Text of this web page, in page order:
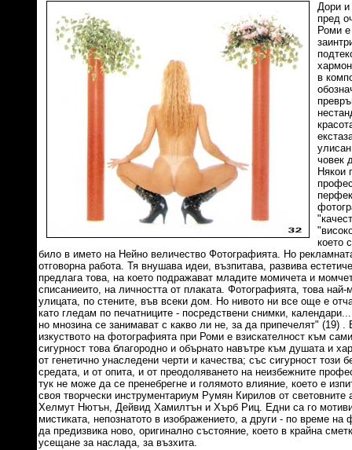
Дори и
пред
Роми
в
човек
Някои
което
било в името на Нейно величество Фотографията. Но
отговорна работа. Тя внушава идеи, възпитава, развива
предлага това, на което подражават младите момичета и
списаниеито, на личността от плаката. Фотографията, това най-
улицата, по стените, във всеки дом. Но нивото ни все още е
като гледам по печатниците - посредствени снимки,
но мнозина се занимават с какво ли не, за да припечелят" (19) .
изкуството на фотографията при Роми е взискателност към
сигурност това благородно и обърнато навътре към душата и
от генетично унаследени черти и качества; със сигурност този
средата, и от опита, и от преодоляването на неизбежните
тук не може да се пренебрегне и голямото влияние, което е
своя творчески инструментариум Румян Кирилов от
Хелмут Нютън, Дейвид Хамилтън и Хърб Риц. Едни са го
мистиката, непознатото в изображението, а други - по време на
да предизвика ново, оригинално състояние, което в крайна
усещане за наслада, за възхита.